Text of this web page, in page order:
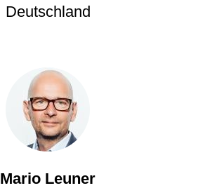
Deutschland
Mario Leuner